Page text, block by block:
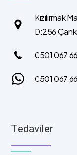
Kızılırmak
D:256
0501 067
0501 067
Tedaviler